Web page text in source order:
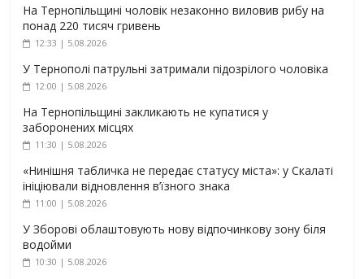
На Тернопільщині чоловік незаконно виловив рибу на
понад 220 тисяч гривень
12:33 | 5.08.2026
У Тернополі патрульні затримали підозрілого чоловіка
12:00 | 5.08.2026
На Тернопільщині закликають не купатися у
заборонених місцях
11:30 | 5.08.2026
«Нинішня табличка не передає статусу міста»: у Скалаті
ініціювали відновлення в’їзного знака
11:00 | 5.08.2026
У Зборові облаштовують нову відпочинкову зону біля
водойми
10:30 | 5.08.2026